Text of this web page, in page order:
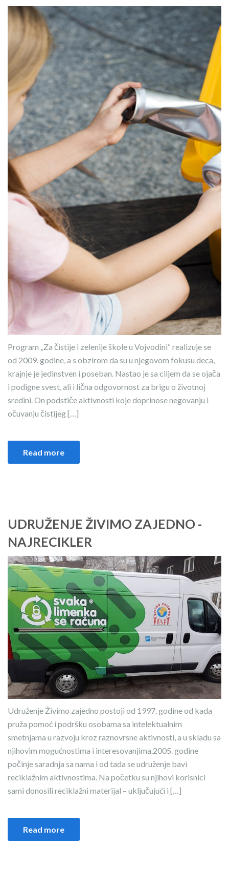
Program „Za čistije i zelenije škole u Vojvodini“ realizuje se
od 2009. godine, a s obzirom da su u njegovom fokusu deca,
krajnje je jedinstven i poseban. Nastao je sa ciljem da se ojača
i podigne svest, ali i lična odgovornost za brigu o životnoj
sredini. On podstiče aktivnosti koje doprinose negovanju i
očuvanju čistijeg […]
Read more
UDRUŽENJE ŽIVIMO ZAJEDNO -
NAJRECIKLER
Udruženje Živimo zajedno postoji od 1997. godine od kada
pruža pomoć i podršku osobama sa intelektualnim
smetnjama u razvoju kroz raznovrsne aktivnosti, a u skladu sa
njihovim mogućnostima i interesovanjima.⁣⁣⁣⁣2005. godine
počinje saradnja sa nama i od tada se udruženje bavi
reciklažnim aktivnostima. Na početku su njihovi korisnici
sami donosili reciklažni materijal – uključujući i […]
Read more